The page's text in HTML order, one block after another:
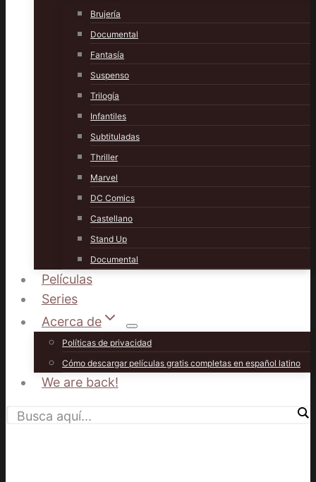
Brujería
Documental
Fantasía
Suspenso
Trilogía
Infantiles
Subtituladas
Thriller
Marvel
DC Comics
Castellano
Stand Up
Documental
Películas
Series
Acerca de
Políticas de privacidad
Cómo descargar películas gratis completas en español latino
We are back!